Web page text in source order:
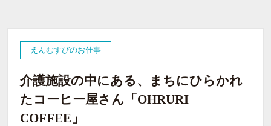
えんむすびのお仕事
介護施設の中にある、まちにひらかれ
たコーヒー屋さん「OHRURI
COFFEE」